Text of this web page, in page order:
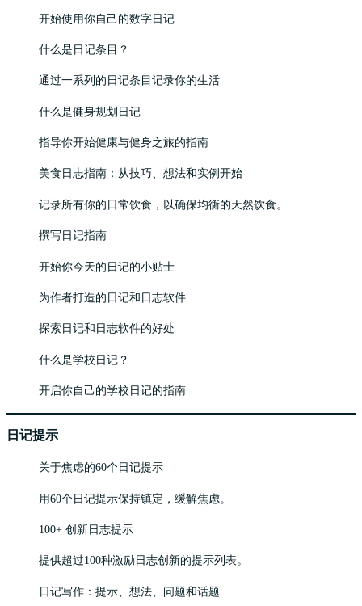
开始使用你自己的数字日记
什么是日记条目？
通过一系列的日记条目记录你的生活
什么是健身规划日记
指导你开始健康与健身之旅的指南
美食日志指南：从技巧、想法和实例开始
记录所有你的日常饮食，以确保均衡的天然饮食。
撰写日记指南
开始你今天的日记的小贴士
为作者打造的日记和日志软件
探索日记和日志软件的好处
什么是学校日记？
开启你自己的学校日记的指南
日记提示
关于焦虑的60个日记提示
用60个日记提示保持镇定，缓解焦虑。
100+ 创新日志提示
提供超过100种激励日志创新的提示列表。
日记写作：提示、想法、问题和话题